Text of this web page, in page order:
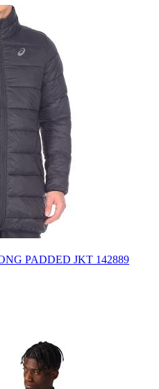
PADDED JKT 142889